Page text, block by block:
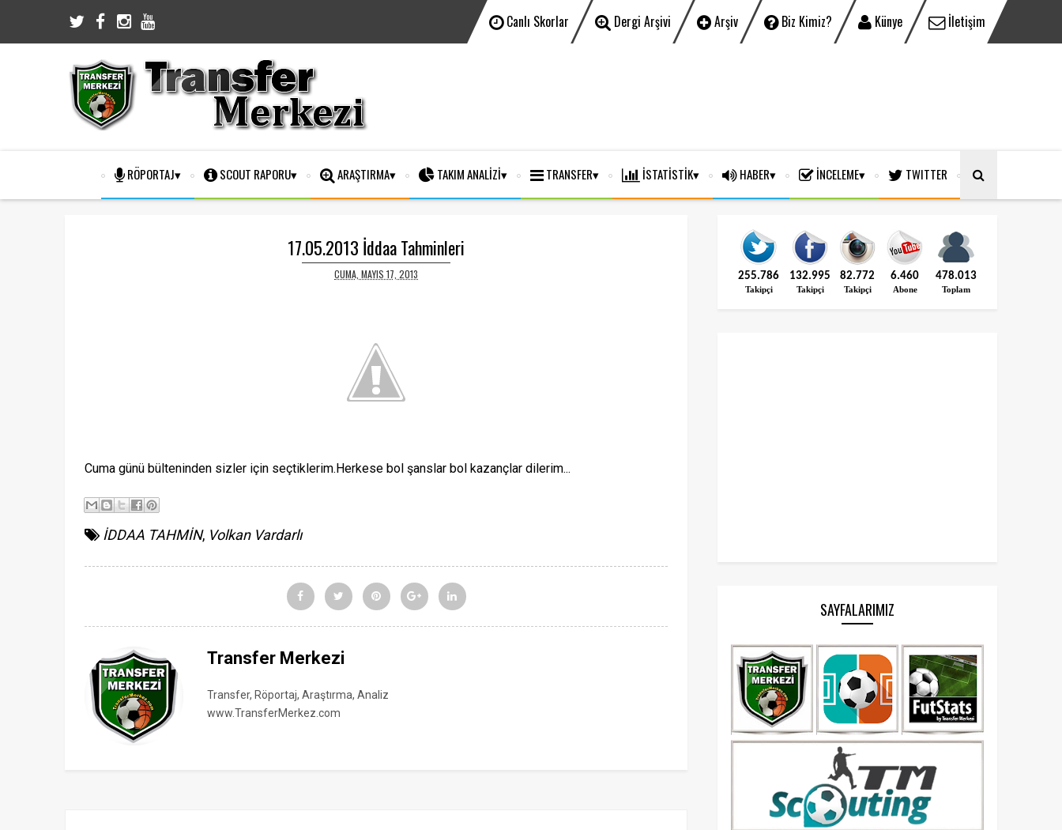
Canlı Skorlar Dergi Arşivi Arşiv Biz Kimiz? Künye İletişim
RÖPORTAJ SCOUT RAPORU ARAŞTIRMA TAKIM ANALİZİ TRANSFER İSTATİSTİK HABER İNCELEME TWITTER
17.05.2013 İddaa Tahminleri
CUMA, MAYIS 17, 2013
Cuma günü bülteninden sizler için seçtiklerim.Herkese bol şanslar bol kazançlar dilerim...
İDDAA TAHMİN, Volkan Vardarlı
Transfer Merkezi
Transfer, Röportaj, Araştırma, Analiz
www.TransferMerkez.com
255.786
Takipçi
132.995
Takipçi
82.772
Takipçi
6.460
Abone
478.013
Toplam
SAYFALARIMIZ